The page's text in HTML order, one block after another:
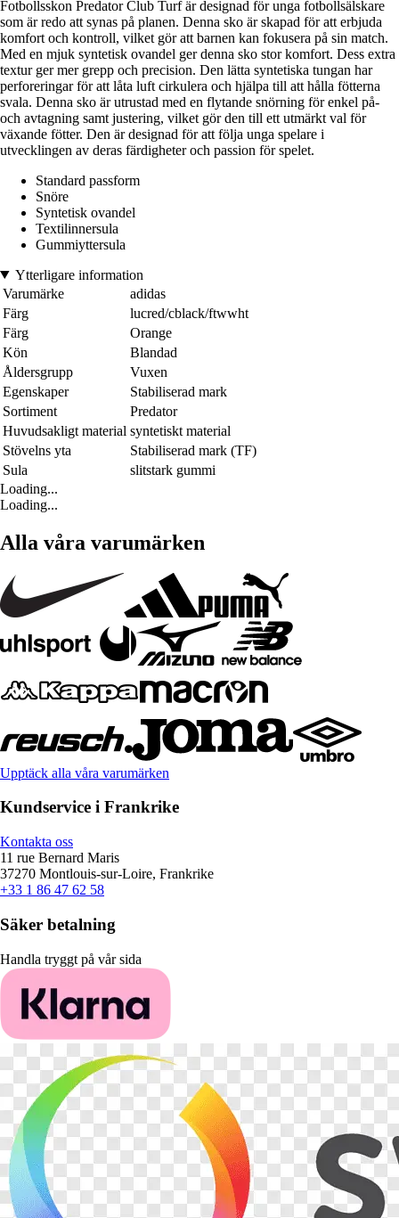
Fotbollsskon Predator Club Turf är designad för unga fotbollsälskare
som är redo att synas på planen. Denna sko är skapad för att erbjuda
komfort och kontroll, vilket gör att barnen kan fokusera på sin match.
Med en mjuk syntetisk ovandel ger denna sko stor komfort. Dess extra
textur ger mer grepp och precision. Den lätta syntetiska tungan har
perforeringar för att låta luft cirkulera och hjälpa till att hålla fötterna
svala. Denna sko är utrustad med en flytande snörning för enkel på-
och avtagning samt justering, vilket gör den till ett utmärkt val för
växande fötter. Den är designad för att följa unga spelare i
utvecklingen av deras färdigheter och passion för spelet.
Standard passform
Snöre
Syntetisk ovandel
Textilinnersula
Gummiyttersula
Ytterligare information
Varumärke
adidas
Färg
lucred/cblack/ftwwht
Färg
Orange
Kön
Blandad
Åldersgrupp
Vuxen
Egenskaper
Stabiliserad mark
Sortiment
Predator
Huvudsakligt material syntetiskt material
Stövelns yta
Stabiliserad mark (TF)
Sula
slitstark gummi
Loading...
Loading...
Alla våra varumärken
Upptäck alla våra varumärken
Kundservice i Frankrike
Kontakta oss
11 rue Bernard Maris
37270 Montlouis-sur-Loire, Frankrike
+33 1 86 47 62 58
Säker betalning
Handla tryggt på vår sida